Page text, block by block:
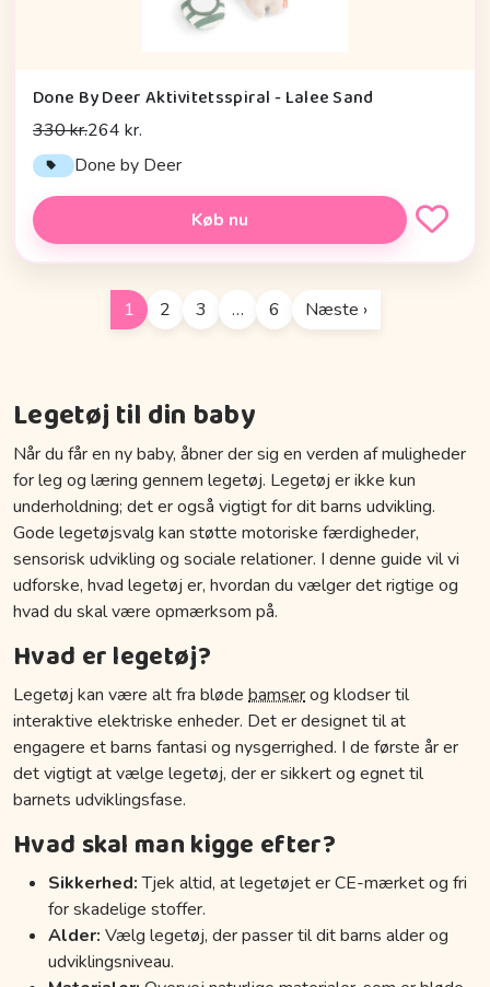
Done By Deer Aktivitetsspiral - Lalee Sand
330 kr.264 kr.
Done by Deer
Køb nu
1 2 3 … 6 Næste ›
Legetøj til din baby
Når du får en ny baby, åbner der sig en verden af muligheder
for leg og læring gennem legetøj. Legetøj er ikke kun
underholdning; det er også vigtigt for dit barns udvikling.
Gode legetøjsvalg kan støtte motoriske færdigheder,
sensorisk udvikling og sociale relationer. I denne guide vil vi
udforske, hvad legetøj er, hvordan du vælger det rigtige og
hvad du skal være opmærksom på.
Hvad er legetøj?
Legetøj kan være alt fra bløde bamserog klodser til
interaktive elektriske enheder. Det er designet til at
engagere et barns fantasi og nysgerrighed. I de første år er
det vigtigt at vælge legetøj, der er sikkert og egnet til
barnets udviklingsfase.
Hvad skal man kigge efter?
Sikkerhed:Tjek altid, at legetøjet er CE-mærket og fri
for skadelige stoffer.
Alder: Vælg legetøj, der passer til dit barns alder og
udviklingsniveau.